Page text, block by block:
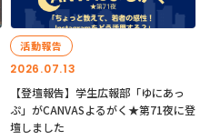
2026.07.13
活動報告
【登壇報告】学生広報部「ゆにあっ
ぷ」がCANVASよるがく★第71夜に登
壇しました